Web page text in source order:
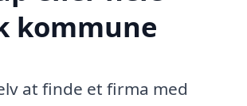
kommune
at finde et firma med